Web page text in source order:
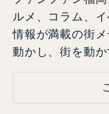
ルメ、コラム、
情報が満載の街
動かし、街を動